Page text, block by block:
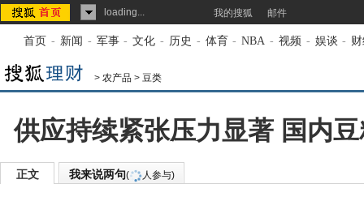
loading... 我的搜狐 邮件
首页 - 新闻 - 军事 - 文化 - 历史 - 体育 - NBA - 视频 - 娱谈 -
> 农产品 > 豆类
供应持续紧张压力显著 国内
正文 我来说两句( 人参与)